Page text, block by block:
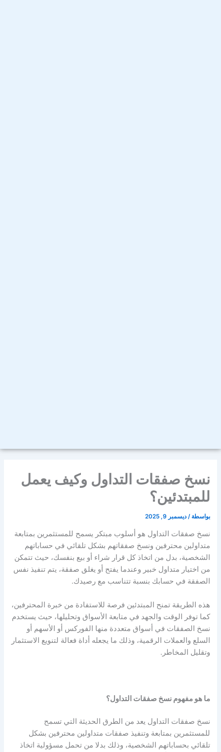
نسخ صفقات التداول وكيف يعمل
للمبتدئين؟
بواسطة/ديسمبر 9, 2025
نسخ صفقات التداول هو أسلوب مبتكر يسمح للمستثمرين بمتابعة
متداولين محترفين ونسخ صفقاتهم بشكل تلقائي في حساباتهم
الشخصية، بدل من اتخاذ كل قرار شراء أو بيع بنفسك، حيث تتمكن
من اختيار متداول خبير وعندما يفتح أو يغلق صفقة، يتم تنفيذ نفس
الصفقة في حسابك بنسبة تتناسب مع رصيدك.
هذه الطريقة تمنح المبتدئين فرصة للاستفادة من خبرة المحترفين،
كما توفر الوقت والجهد في متابعة الأسواق وتحليلها، حيث يستخدم
نسخ الصفقات في أسواق متعددة منها الفوركس أو الأسهم أو
السلع والعملات الرقمية، وذلك ما يجعله أداة فعالة لتنويع الاستثمار
وتقليل المخاطر.
ما هو مفهوم نسخ صفقات التداول؟
نسخ صفقات التداول يعد من الطرق الحديثة التي تسمح
للمستثمرين بمتابعة وتنفيذ صفقات متداولين محترفين بشكل
تلقائي بحساباتهم الشخصية، وذلك بدلا من تحمل مسؤولية اتخاذ